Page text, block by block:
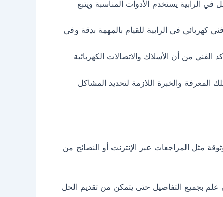
الرابية يستخدم الأدوات المناسبة ويتبع
كهربائي في الرابية للقيام بالمهمة بدقة وفي
من أن الأسلاك والاتصالات الكهربائية
والخبرة اللازمة لتحديد المشاكل
مثل المراجعات عبر الإنترنت أو النصائح من
علم بجميع التفاصيل حتى يتمكن من تقديم الحل